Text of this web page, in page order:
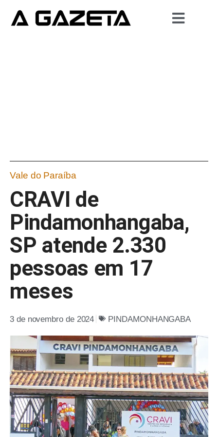
Vale do Paraíba
CRAVI de
Pindamonhangaba,
SP atende 2.330
pessoas em 17
meses
3 de novembro de 2024 PINDAMONHANGABA